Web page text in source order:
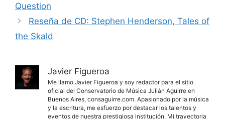
Question
Reseña de CD: Stephen Henderson, Tales of
the Skald
Javier Figueroa
Me llamo Javier Figueroa y soy redactor para el sitio
oficial del Conservatorio de Música Julián Aguirre en
Buenos Aires, consaguirre.com. Apasionado por la música
y la escritura, me esfuerzo por destacar los talentos y
eventos de nuestra prestigiosa institución. Mi trayectoria